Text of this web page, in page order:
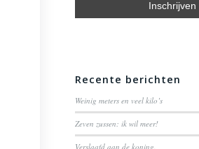
Recente berichten
Weinig meters en veel kilo’s
Zeven zussen: ik wil meer!
Verslaafd aan de koning.